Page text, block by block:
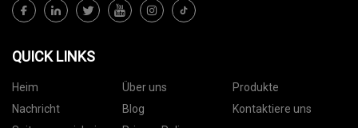
QUICK LINKS
Heim Über uns
Produkte
Nachricht
Blog
Kontaktiere uns